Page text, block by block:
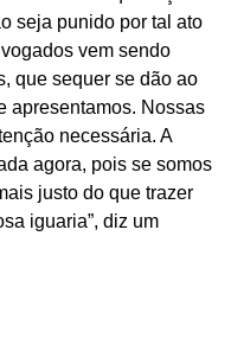
seja punido por tal ato
vem sendo
que sequer se dão ao
apresentamos. Nossas
necessária. A
agora, pois se somos
justo do que trazer
iguaria”, diz um